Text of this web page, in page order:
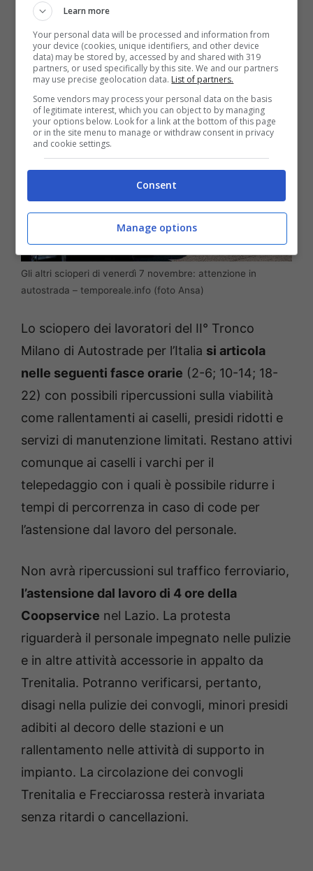
per risolvere necessità impellenti nell’ambito
della sicurezza e dell’organizzazione del
lavoro.
Gli altri scioperi di venerdì 7 novembre: attenzione in
autostrada – temporeale.info (foto Ansa)
Lo sciopero dei lavoratori del II° Tronco
Milano di Autostrade per l’Italia si articola
nelle seguenti fasce orarie (2-6; 10-14; 18-
22) con possibili ripercussioni sulla viabilità
come rallentamenti ai caselli, presidi ridotti e
servizi di manutenzione limitati. Restano attivi
comunque ai caselli i varchi per il
telepedaggio con i quali è possibile ridurre i
tempi di percorrenza in caso di code per
l’astensione dal lavoro del personale.
Non avrà ripercussioni sul traffico ferroviario,
l’astensione dal lavoro di 4 ore della
Coopservice nel Lazio. La protesta
riguarderà il personale impegnato nelle pulizie
e in altre attività accessorie in appalto da
Trenitalia. Potranno verificarsi, pertanto,
disagi nella pulizie dei convogli, minori presidi
adibiti al decoro delle stazioni e un
rallentamento nelle attività di supporto in
impianto. La circolazione dei convogli
Trenitalia e Frecciarossa resterà invariata
senza ritardi o cancellazioni.
Learn more
Your personal data will be processed and information from
your device (cookies, unique identifiers, and other device
data) may be stored by, accessed by and shared with 319
partners, or used specifically by this site. We and our partners
may use precise geolocation data. List of partners.
Some vendors may process your personal data on the basis
of legitimate interest, which you can object to by managing
your options below. Look for a link at the bottom of this page
or in the site menu to manage or withdraw consent in privacy
and cookie settings.
Consent
Manage options